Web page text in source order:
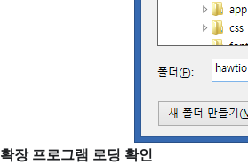
확장 프로그램 로딩 확인